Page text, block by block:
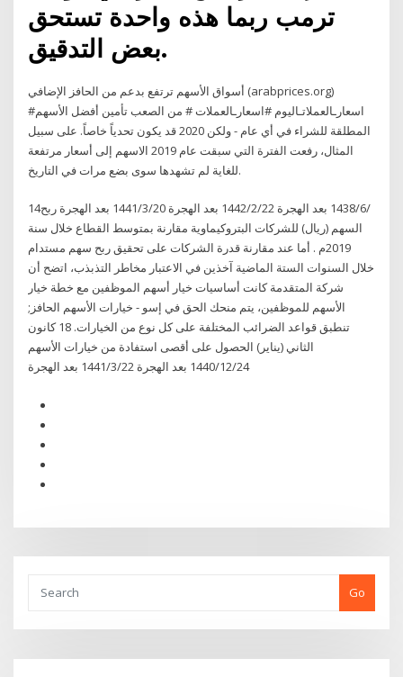
ترمب ربما هذه واحدة تستحق
بعض التدقيق.
أسواق الأسهم ترتفع بدعم من الحافز الإضافي (arabprices.org)
#اسعارـالعملاتـاليوم #اسعارـالعملات # من الصعب تأمين أفضل الأسهم
المطلقة للشراء في أي عام - ولكن 2020 قد يكون تحدياً خاصاً. على سبيل
المثال، رفعت الفترة التي سبقت عام 2019 الاسهم إلى أسعار مرتفعة
للغاية لم تشهدها سوى بضع مرات في التاريخ.
14‏‏/6‏‏/1438 بعد الهجرة 22‏‏/2‏‏/1442 بعد الهجرة 20‏‏/3‏‏/1441 بعد الهجرة ربح
السهم (ريال) للشركات البتروكيماوية مقارنة بمتوسط القطاع خلال سنة
2019م . أما عند مقارنة قدرة الشركات على تحقيق ربح سهم مستدام
خلال السنوات الستة الماضية آخذين في الاعتبار مخاطر التذبذب، اتضح أن
شركة المتقدمة كانت أساسيات خيار أسهم الموظفين مع خطة خيار
الأسهم للموظفين، يتم منحك الحق في إسو - خيارات الأسهم الحافز;
تنطبق قواعد الضرائب المختلفة على كل نوع من الخيارات. 18 كانون
الثاني (يناير) الحصول على أقصى استفادة من خيارات الأسهم
24‏‏/12‏‏/1440 بعد الهجرة 22‏‏/3‏‏/1441 بعد الهجرة
Go